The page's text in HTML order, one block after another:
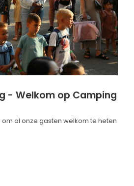
- Welkom op Camping
al onze gasten welkom te heten